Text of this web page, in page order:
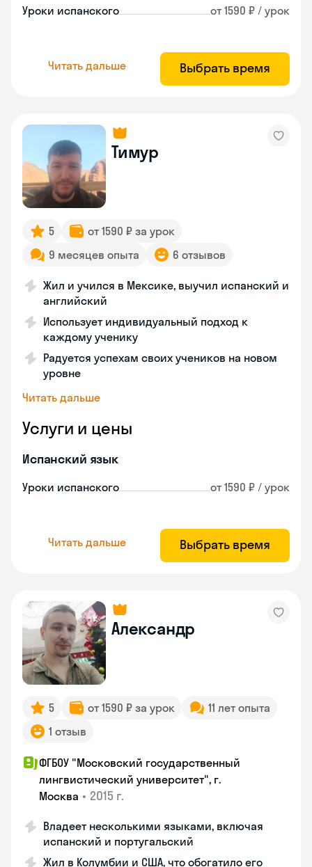
Уроки испанского от 1590 ₽ / урок
Читать дальше Выбрать время
Тимур
5
от 1590 ₽ за урок
9 месяцев опыта
6 отзывов
Жил и учился в Мексике, выучил испанский и
английский
Использует индивидуальный подход к
каждому ученику
Радуется успехам своих учеников на новом
уровне
Читать дальше
Услуги и цены
Испанский язык
Уроки испанского от 1590 ₽ / урок
Читать дальше Выбрать время
Александр
5 от 1590 ₽ за урок
11 лет опыта
1 отзыв
ФГБОУ "Московский государственный
лингвистический университет", г.
Москва • 2015 г.
Владеет несколькими языками, включая
испанский и португальский
Жил в Колумбии и США, что обогатило его